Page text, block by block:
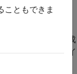
リング ガイドラ
て、HDL 互換性
HDL コードを生成
ターゲット デバイ
こともできま